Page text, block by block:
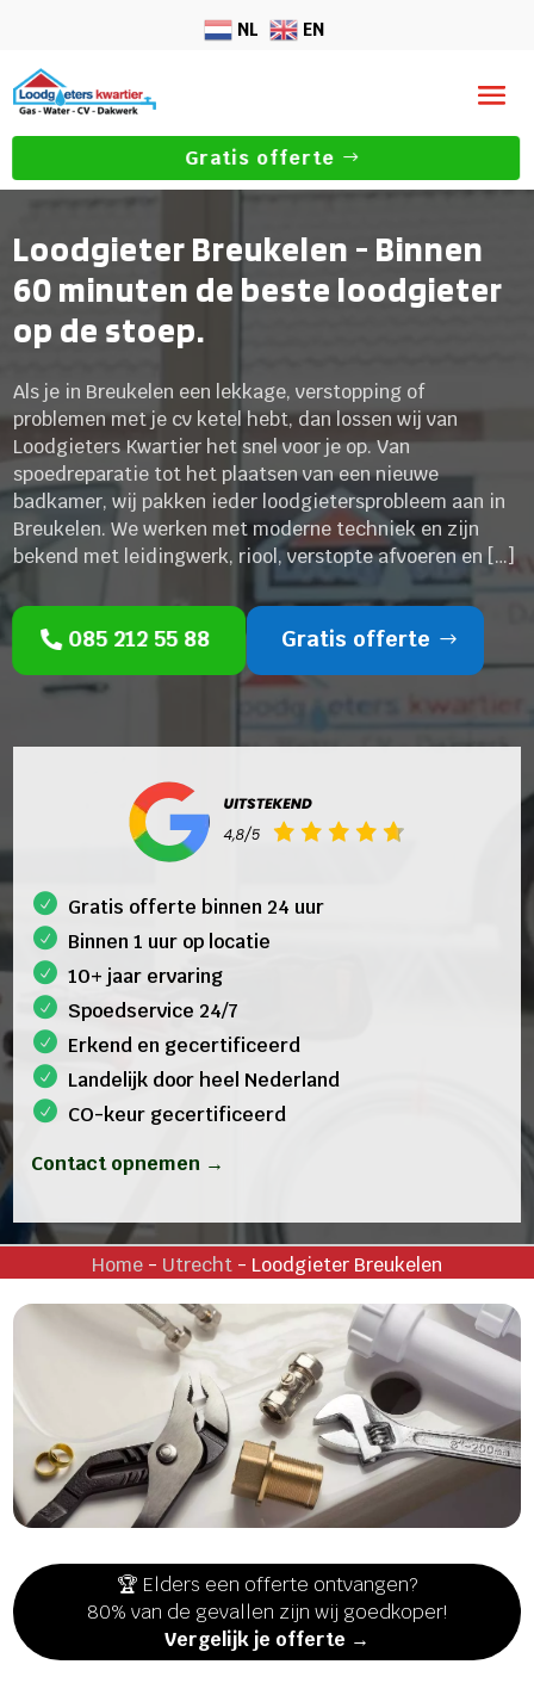
NL EN
Gratis offerte
Loodgieter Breukelen - Binnen
60 minuten de beste loodgieter
op de stoep.
Als je in Breukelen een lekkage, verstopping of
problemen met je cv ketel hebt, dan lossen wij van
Loodgieters Kwartier het snel voor je op. Van
spoedreparatie tot het plaatsen van een nieuwe
badkamer, wij pakken ieder loodgietersprobleem aan in
Breukelen. We werken met moderne techniek en zijn
bekend met leidingwerk, riool, verstopte afvoeren en […]
085 212 55 88 Gratis offerte
Gratis offerte binnen 24 uur
Binnen 1 uur op locatie
10+ jaar ervaring
Spoedservice 24/7
Erkend en gecertificeerd
Landelijk door heel Nederland
CO-keur gecertificeerd
Contact opnemen →
Home- Utrecht- Loodgieter Breukelen
🏆 Elders een offerte ontvangen?
80% van de gevallen zijn wij goedkoper!
Vergelijk je offerte →